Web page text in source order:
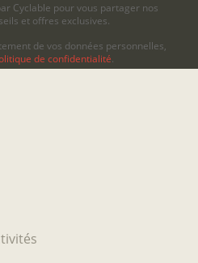
Cyclable pour vous partager nos
et offres exclusives.
de vos données personnelles,
de confidentialité.